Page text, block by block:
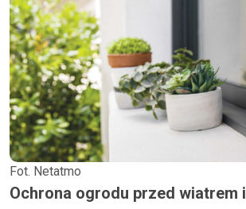
Fot. Netatmo
Ochrona ogrodu przed wiatrem